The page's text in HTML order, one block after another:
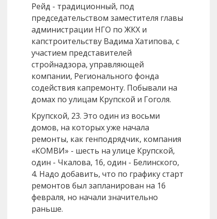
Рейд - традиционный, под
председательством заместителя главы
администрации НГО по ЖКХ и
капстроительству Вадима Хатипова, с
участием представителей
стройнадзора, управляющей
компании, Регионального фонда
содействия капремонту. Побывали на
домах по улицам Крупской и Гоголя.
Крупской, 23. Это один из восьми
домов, на которых уже начала
ремонты, как генподрядчик, компания
«КОМВИ» - шесть на улице Крупской,
один - Чкалова, 16, один - Белинского,
4. Надо добавить, что по графику старт
ремонтов был запланирован на 16
февраля, но начали значительно
раньше.